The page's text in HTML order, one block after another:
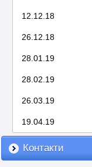
12.12.18
26.12.18
28.01.19
28.02.19
26.03.19
19.04.19
Контакти